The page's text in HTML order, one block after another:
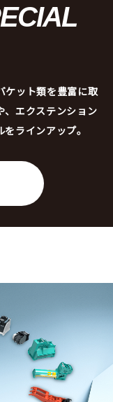
ケット類を豊富に取
、エクステンション
ラインアップ。